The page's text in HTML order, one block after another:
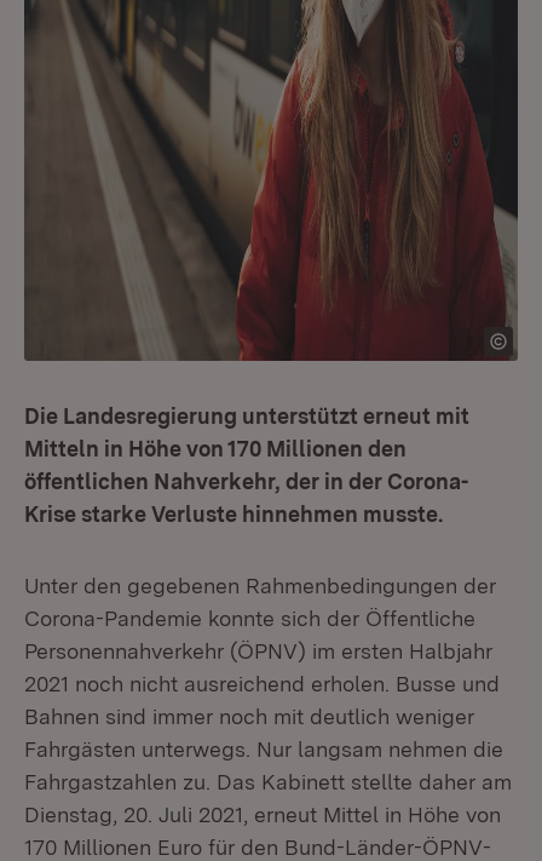
Die Landesregierung unterstützt erneut mit
Mitteln in Höhe von 170 Millionen den
öffentlichen Nahverkehr, der in der Corona-
Krise starke Verluste hinnehmen musste.
Unter den gegebenen Rahmenbedingungen der
Corona-Pandemie konnte sich der Öffentliche
Personennahverkehr (ÖPNV) im ersten Halbjahr
2021 noch nicht ausreichend erholen. Busse und
Bahnen sind immer noch mit deutlich weniger
Fahrgästen unterwegs. Nur langsam nehmen die
Fahrgastzahlen zu. Das Kabinett stellte daher am
Dienstag, 20. Juli 2021, erneut Mittel in Höhe von
170 Millionen Euro für den Bund-Länder-ÖPNV-